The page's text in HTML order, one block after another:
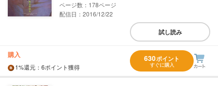
178
配信日：2016/12/22
試し読み
購入
1%還元 ：6ポイント獲得
630ポイント
すぐに購入